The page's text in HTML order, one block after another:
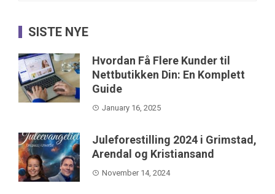
SISTE NYE
Hvordan Få Flere Kunder til
Nettbutikken Din: En Komplett
Guide
January 16, 2025
Juleforestilling 2024 i Grimstad,
Arendal og Kristiansand
November 14, 2024